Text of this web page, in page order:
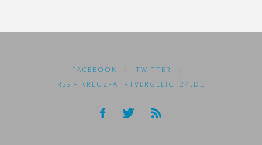
FACEBOOK TWITTER
RSS – KREUZFAHRTVERGLEICH24.DE